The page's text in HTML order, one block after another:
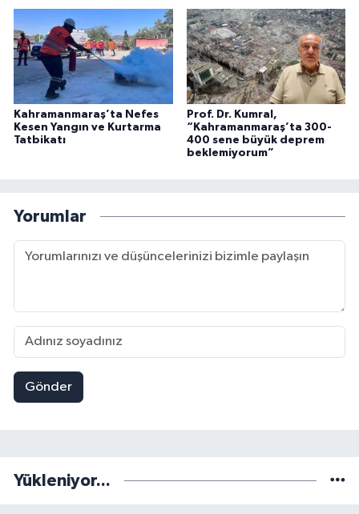
Kahramanmaraş’ta Nefes
Kesen Yangın ve Kurtarma
Tatbikatı
Prof. Dr. Kumral,
“Kahramanmaraş’ta 300-
400 sene büyük deprem
beklemiyorum”
Yorumlar
Gönder
Yükleniyor...